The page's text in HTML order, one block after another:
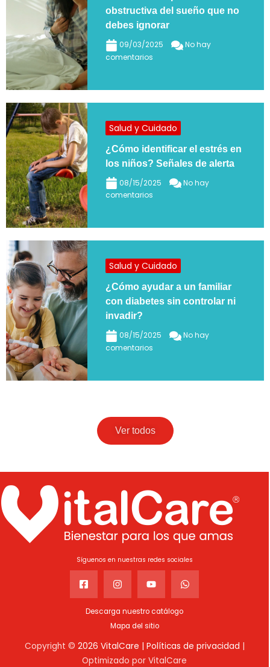
obstructiva del sueño que no
debes ignorar
09/03/2025
No hay
comentarios
Salud y Cuidado
¿Cómo identificar el estrés en
los niños? Señales de alerta
08/15/2025
No hay
comentarios
Salud y Cuidado
¿Cómo ayudar a un familiar
con diabetes sin controlar ni
invadir?
08/15/2025
No hay
comentarios
Ver todos
Síguenos en nuestras redes sociales
Descarga nuestro catálogo
Mapa del sitio
Copyright © 2026 VitalCare | Políticas de privacidad |
Optimizado por VitalCare